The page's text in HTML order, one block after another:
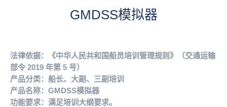
GMDSS模拟器
法律依据：《中华人民共和国船员培训管理规则》（交通运输
部令 2019 年第 5 号）
产品分类：船长、大副、三副培训
产品名称：GMDSS模拟器
功能要求：满足培训大纲要求。